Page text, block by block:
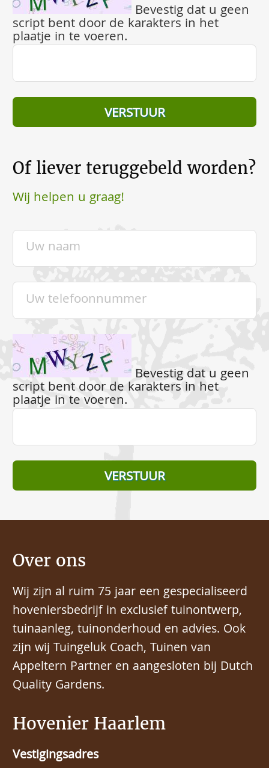
Bevestig dat u geen
script bent door de karakters in het
plaatje in te voeren.
Of liever teruggebeld worden?
Wij helpen u graag!
Bevestig dat u geen
script bent door de karakters in het
plaatje in te voeren.
Hovenier Haarlem
Vestigingsadres
Over ons
Wij zijn al ruim 75 jaar een gespecialiseerd
hoveniersbedrijf in exclusief tuinontwerp,
tuinaanleg, tuinonderhoud en advies. Ook
zijn wij Tuingeluk Coach, Tuinen van
Appeltern Partner en aangesloten bij Dutch
Quality Gardens.